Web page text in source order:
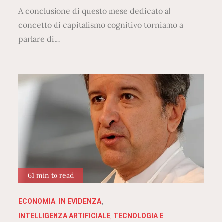
A conclusione di questo mese dedicato al
concetto di capitalismo cognitivo torniamo a
parlare di…
61 min to read
ECONOMIA
IN EVIDENZA
INTELLIGENZA ARTIFICIALE, TECNOLOGIA E